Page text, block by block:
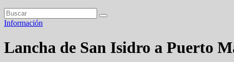
Información
Lancha de San Isidro a Puerto